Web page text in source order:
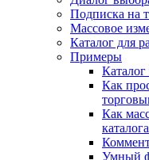
Подписка на
Массовое
Каталог для
Примеры
Как
Как
каталога
Умный